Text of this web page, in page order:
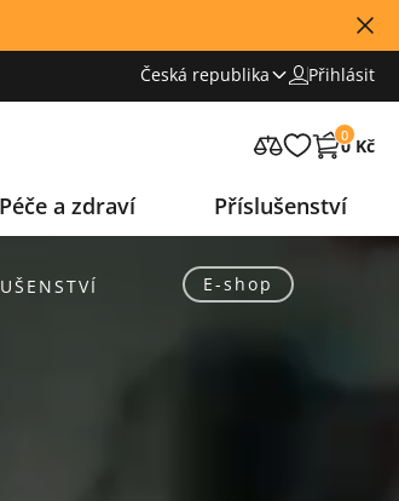
Česká republika Přihlásit
0
0 Kč
Péče a zdraví Příslušenství
E-shop